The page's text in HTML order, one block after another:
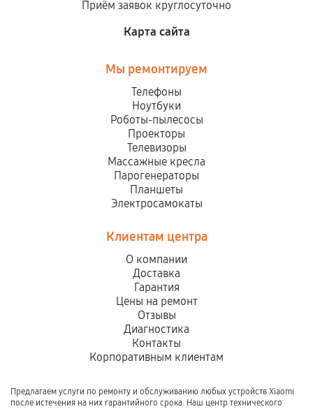
Приём заявок круглосуточно
Карта сайта
Мы ремонтируем
Телефоны
Ноутбуки
Роботы-пылесосы
Проекторы
Телевизоры
Массажные кресла
Парогенераторы
Планшеты
Электросамокаты
Клиентам центра
О компании
Доставка
Гарантия
Цены на ремонт
Отзывы
Диагностика
Контакты
Корпоративным клиентам
Предлагаем услуги по ремонту и обслуживанию любых устройств Xiaomi
после истечения на них гарантийного срока. Наш центр технического